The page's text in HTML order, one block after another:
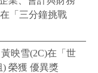
「三分鐘挑戰
映雪(2C)在「世
) 榮獲 優異獎